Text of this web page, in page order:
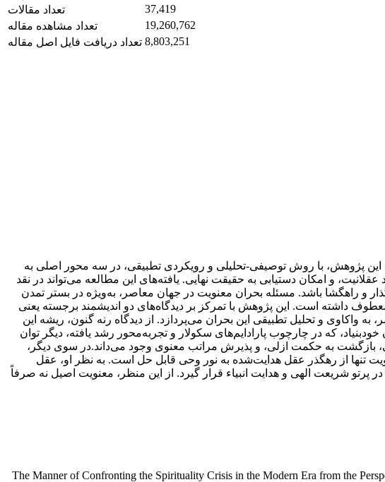
تعداد مقالات
37,419
تعداد مشاهده مقاله
19,260,762
تعداد دریافت فایل اصل مقاله 8,803,251
پژوهش، با روش توصیفی-تحلیلی و رویکردی تطبیقی، در سه محور اصلی به
و امکان دستیابی به حقیقت نهایی. یافته‌های این مطالعه می‌تواند در نقد
و راهگشا باشد. مسئله بحران معنویت در جهان معاصر، به‌ویژه در بستر تمدن
داشته است. این پژوهش با تمرکز بر دیدگاه‌های دو اندیشمند برجسته یعنی
و تحلیل تطبیقی این بحران می‌پردازد. از دیدگاه رنه گنون، ریشه این
که در چارچوب پارادایم‌های سکولار و تجربه‌محور رشد یافته، دیگر توان
بازگشت به حکمت ازلی، و پذیرش مراتب معنوی وجود می‌داند.در سوی دیگر،
تنها از رهگذر عقل هدایت‌شده به نور وحی قابل حل است. به نظر او، عقل
شریعت الهی و هدایت انبیاء قرار گیرد. از این منظر، معنویت اصیل نه صرفاً
The Manner of Confronting the Spirituality Crisis in the Modern Era from the